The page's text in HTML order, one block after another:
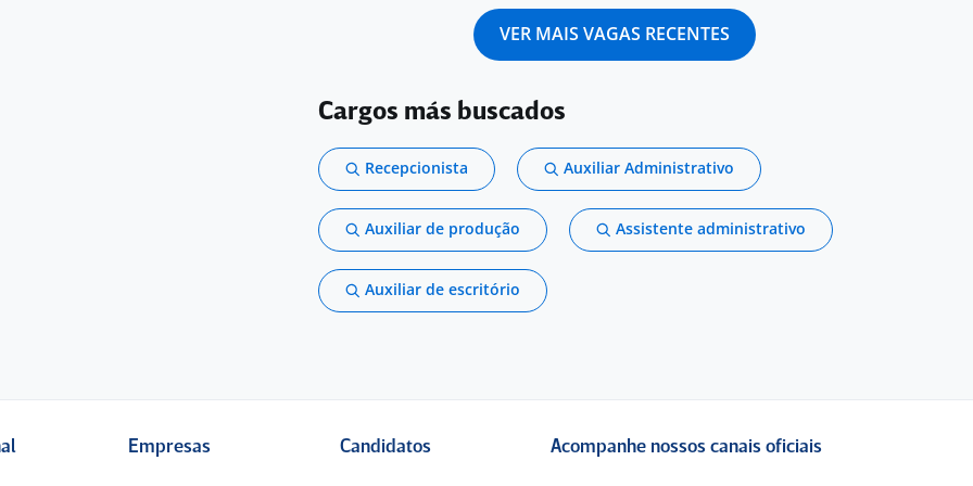
VER MAIS VAGAS RECENTES
Cargos más buscados
Recepcionista Auxiliar Administrativo
Auxiliar de produção Assistente administrativo
Auxiliar de escritório
Empresas Candidatos Acompanhe nossos canais oficiais